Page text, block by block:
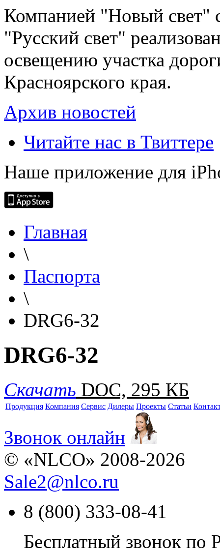
Компанией "Новый свет"
"Русский свет"
освещению участка
Красноярского края.
Архив новостей
Читайте нас в Твиттере
Наше приложение для
Главная
\
Паспорта
\
DRG6-32
DRG6-32
Скачать DOC, 295 КБ
Продукция Компания Сервис Дилеры Проекты Статьи
Звонок онлайн
© «NLCO» 2008-2026
Sale2@nlco.ru
8 (800) 333-08-41
Бесплатный звонок по